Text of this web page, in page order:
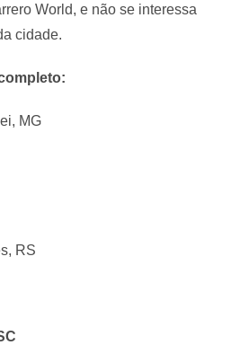
World, e não se interessa
cidade.
MG
RS